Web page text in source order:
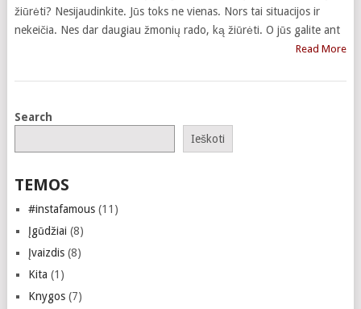
žiūrėti? Nesijaudinkite. Jūs toks ne vienas. Nors tai situacijos ir
nekeičia. Nes dar daugiau žmonių rado, ką žiūrėti. O jūs galite ant
Read More
Search
Ieškoti
TEMOS
#instafamous(11)
Įgūdžiai (8)
Įvaizdis(8)
Kita (1)
Knygos(7)